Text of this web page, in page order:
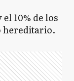
10% de los
hereditario.